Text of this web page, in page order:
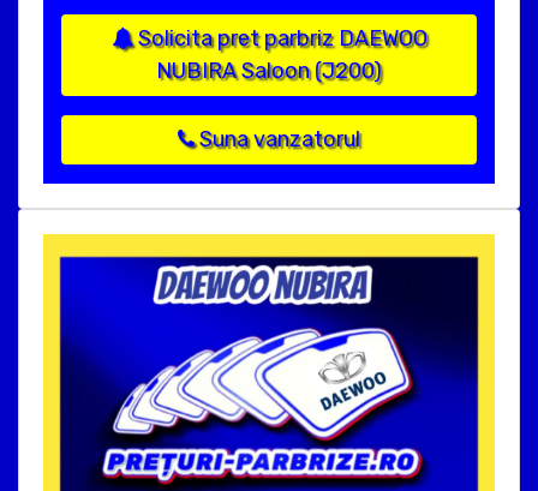
Solicita pret parbriz DAEWOO
NUBIRA Saloon (J200)
Suna vanzatorul